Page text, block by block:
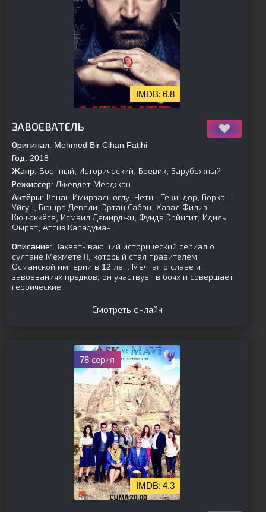
6.8
ЗАВОЕВАТЕЛЬ
Оригинал: Mehmed Bir Cihan Fatihi
Год: 2018
Жанр: Военный, Исторический, Боевик, Зарубежный
Режиссер: Джевдет Мерджан
Актёры: Кенан Имирзалыоглу, Четин Текиндор, Гюркан
Уйгун, Бюшра Девели, Эртан Сабан, Хазал Филиз
Кючюккёсе, Исмаил Демирджи, Фунда Эрйигит, Идиль
Фырат, Атсиз Карадуман
Описание: Захватывающий исторический сериал о
султане Мехмете II, который стал правителем
Османской империи в 12 лет. Мечтая о славе и
завоеваниях предков, он участвует в боях и совершает
героические
Смотреть онлайн
78 серия
4.3